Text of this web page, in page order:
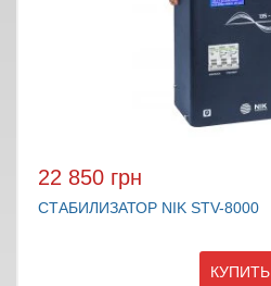
22 850 грн
СТАБИЛИЗАТОР NIK STV-8000
КУПИТЬ